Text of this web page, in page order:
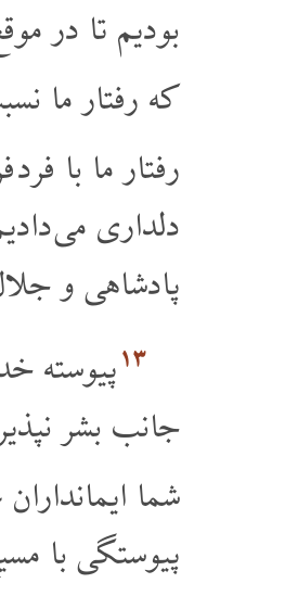
بودیم تا در
که رفتار ما
رفتار ما با
دلداری می
پادشاهی و
۱۳پیوسته
جانب بشر
شما
پیوستگی با